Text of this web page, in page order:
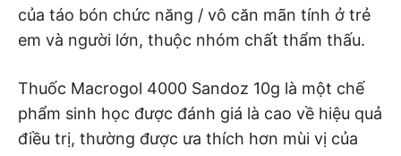
của táo bón chức năng / vô căn mãn tính ở trẻ
em và người lớn, thuộc nhóm chất thẩm thấu.
Thuốc Macrogol 4000 Sandoz 10g là một chế
phẩm sinh học được đánh giá là cao về hiệu quả
điều trị, thường được ưa thích hơn mùi vị của